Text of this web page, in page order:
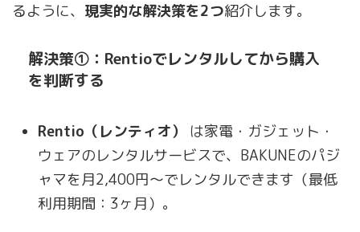
るように、 現実的な解決策を2つ紹介します。
解決策①：Rentioでレンタルしてから購入
を判断する
Rentio（レンティオ） は家電・ガジェット・
ウェアのレンタルサービスで、BAKUNEのパジ
ャマを月2,400円〜でレンタルできます（最低
利用期間：3ヶ月）。